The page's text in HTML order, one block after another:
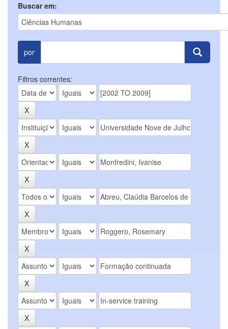
Buscar em:
por
Filtros correntes: